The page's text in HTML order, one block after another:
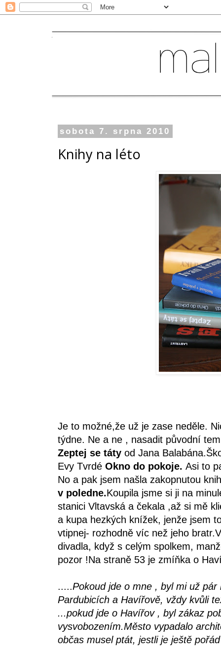
sobota 7. srpna 2010
Knihy na léto
Je to možné,že už je zase neděle.
týdne. Ne a ne , nasadit původní
Zeptej se táty od Jana
Evy Tvrdé Okno do pokoje. Asi to
No a pak jsem našla zakopnutou
v poledne.Koupila jsme si ji na
stanici Vltavská a čekala ,až si mě
a kupa hezkých knížek, jenže jsem
vtipnej- rozhodně víc než jeho
divadla, když s celým spolkem,
pozor !Na straně 53 je zmíňka o
.....Pokoud jde o mne , byl mi už
Pardubicích a Havířově, vždy kvůli
...pokud jde o Havířov , byl zákaz
vysvobozením.Město vypadalo
občas musel ptát, jestli je ještě